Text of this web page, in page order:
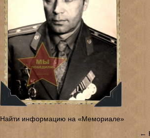
Найти информацию на «Мемориале»
←